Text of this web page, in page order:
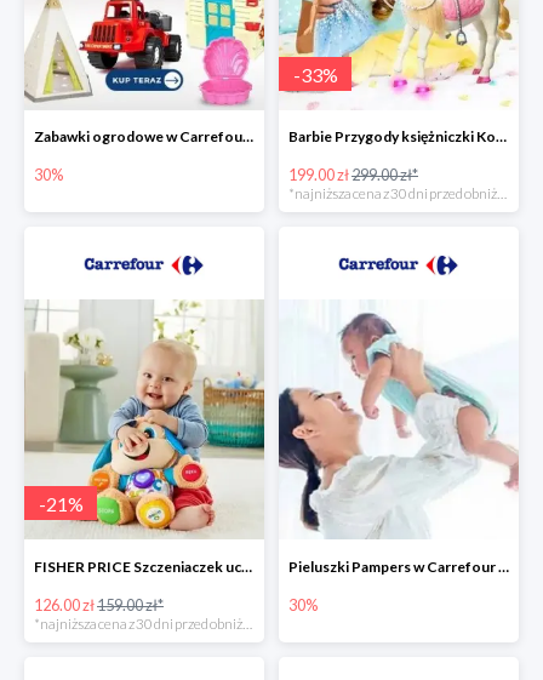
Zabawki ogrodowe w Carrefour do -30%
30%
-33%
Barbie Przygody księżniczki Koń + Lalka -33%
199.00 zł299.00 zł*
*najniższa cena z 30 dni przed obniżką
-21%
FISHER PRICE Szczeniaczek uczniaczek -21%
126.00 zł159.00 zł*
Pieluszki Pampers w Carrefour do -30%
30%